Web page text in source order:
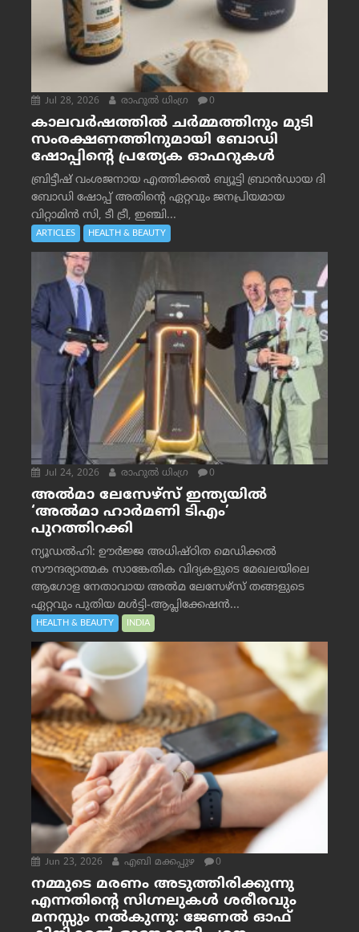
Jul 28, 2026 രാഹുല്‍ ധിംഗ്ര 0
കാലവർഷത്തിൽ ചർമ്മത്തിനും മുടി
സംരക്ഷണത്തിനുമായി ബോഡി
ഷോപ്പിന്റെ പ്രത്യേക ഓഫറുകൾ
ബ്രിട്ടീഷ് വംശജനായ എത്തിക്കൽ ബ്യൂട്ടി ബ്രാൻഡായ ദി
ബോഡി ഷോപ്പ് അതിന്റെ ഏറ്റവും ജനപ്രിയമായ
വിറ്റാമിൻ സി, ടീ ട്രീ, ഇഞ്ചി...
ARTICLES HEALTH & BEAUTY
Jul 24, 2026 രാഹുല്‍ ധിംഗ്ര 0
അൽമാ ലേസേഴ്സ് ഇന്ത്യയിൽ
‘അൽമാ ഹാർമണി ടിഎം’
പുറത്തിറക്കി
ന്യൂഡൽഹി: ഊർജ്ജ അധിഷ്ഠിത മെഡിക്കൽ
സൗന്ദര്യാത്മക സാങ്കേതിക വിദ്യകളുടെ മേഖലയിലെ
ആഗോള നേതാവായ അൽമ ലേസേഴ്സ് തങ്ങളുടെ
ഏറ്റവും പുതിയ മൾട്ടി-ആപ്ലിക്കേഷൻ...
HEALTH & BEAUTY INDIA
Jun 23, 2026 എബി മക്കപ്പുഴ 0
നമ്മുടെ മരണം അടുത്തിരിക്കുന്നു
എന്നതിന്റെ സിഗ്നലുകൾ ശരീരവും
മനസ്സും നല്‍കുന്നു: ജേണല്‍ ഓഫ്